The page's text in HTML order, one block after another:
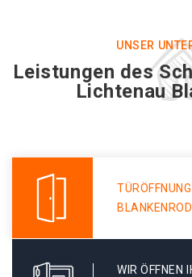
UNSER
Leistungen des
Lichtenau
WIR ÖFFNEN